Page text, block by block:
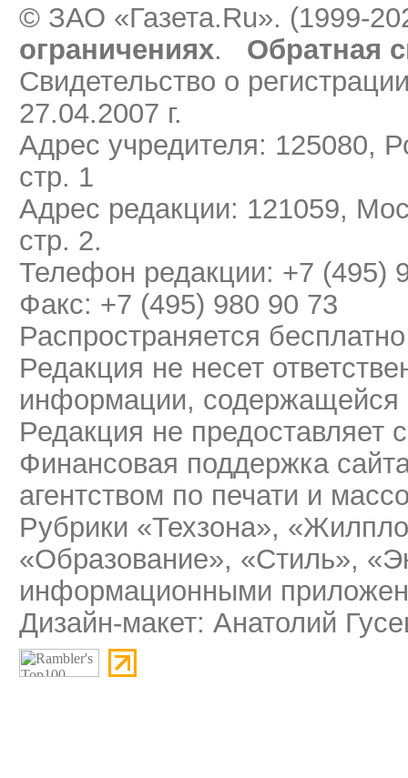
© ЗАО «Газета.Ru». (1999-
ограничениях.
Обратная
Свидетельство о
27.04.2007 г.
Адрес учредителя: 125080,
стр. 1
Адрес редакции: 121059,
стр. 2.
Телефон редакции: +7 (495)
Факс: +7 (495) 980 90 73
Распространяется бесплатно
Редакция не несет
информации, содержащейся
Редакция не предоставляет
Финансовая поддержка
агентством по печати и
Рубрики «Техзона»,
«Образование», «Стиль»,
информационными
Дизайн-макет: Анатолий